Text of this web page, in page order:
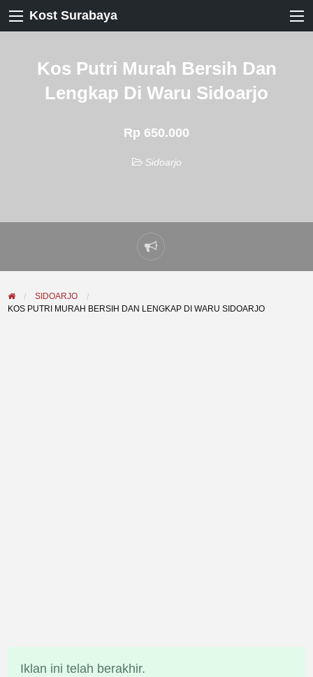
Kost Surabaya
Kos Putri Murah Bersih Dan
Lengkap Di Waru Sidoarjo
Rp 650.000
Sidoarjo
Laporkan
masalah
SIDOARJO
KOS PUTRI MURAH BERSIH DAN LENGKAP DI WARU SIDOARJO
Iklan ini telah berakhir.